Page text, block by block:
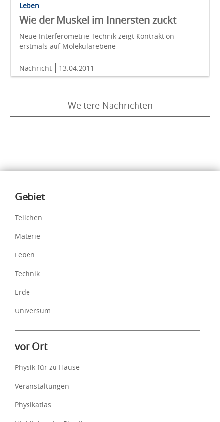
Leben
Wie der Muskel im Innersten zuckt
Neue Interferometrie-Technik zeigt Kontraktion
erstmals auf Molekularebene
Nachricht 13.04.2011
Weitere Nachrichten
Inhalte
Gebiet
Teilchen
Materie
Leben
Technik
Erde
Universum
vor Ort
Physik für zu Hause
Veranstaltungen
Physikatlas